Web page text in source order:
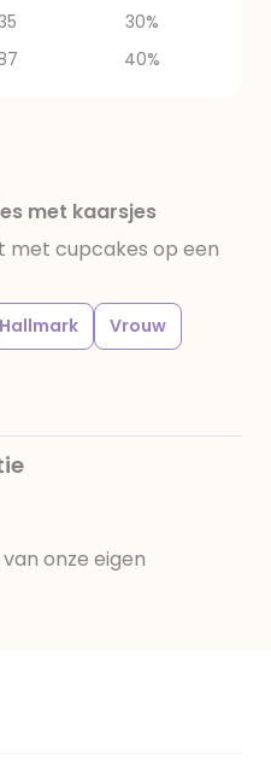
30%
40%
met kaarsjes
met cupcakes op een
Hallmark
Vrouw
onze eigen